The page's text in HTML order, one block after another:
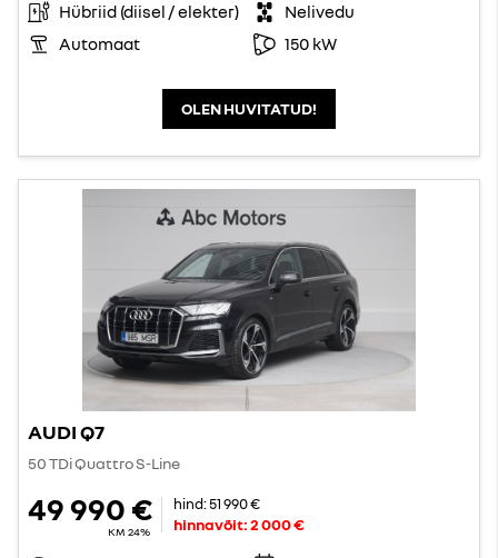
Hübriid (diisel / elekter)
Nelivedu
Automaat
150 kW
OLEN HUVITATUD!
AUDI Q7
50 TDi Quattro S-Line
49 990 €
KM 24%
hind:51 990 €
hinnavõit:2 000 €